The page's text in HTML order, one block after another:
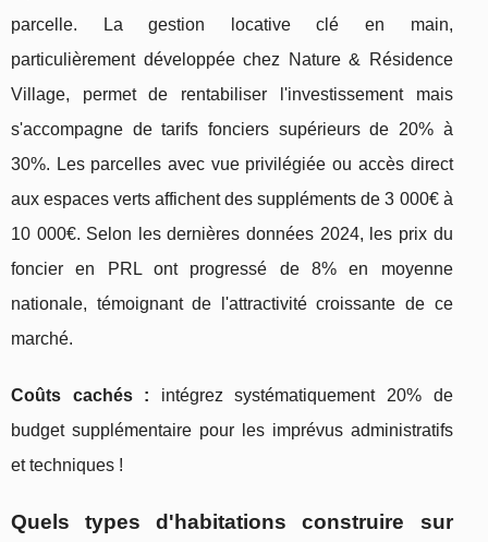
parcelle. La gestion locative clé en main,
particulièrement développée chez Nature & Résidence
Village, permet de rentabiliser l'investissement mais
s'accompagne de tarifs fonciers supérieurs de 20% à
30%. Les parcelles avec vue privilégiée ou accès direct
aux espaces verts affichent des suppléments de 3 000€ à
10 000€. Selon les dernières données 2024, les prix du
foncier en PRL ont progressé de 8% en moyenne
nationale, témoignant de l'attractivité croissante de ce
marché.
Coûts cachés : intégrez systématiquement 20% de
budget supplémentaire pour les imprévus administratifs
et techniques !
Quels types d'habitations construire sur